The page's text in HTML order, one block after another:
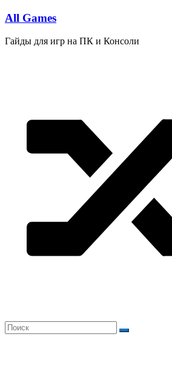
Перейти
содержимому
All Games
Гайды для игр на ПК и Консоли